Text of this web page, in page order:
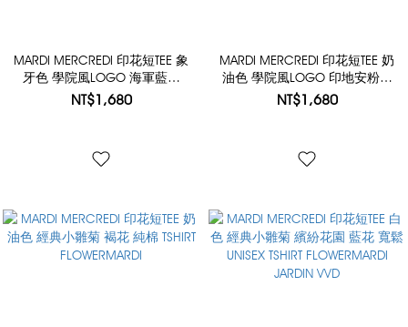
MARDI MERCREDI 印花短TEE 象
牙色 學院風LOGO 海軍藍花
TSHIRT UNIV LOGO
NT$1,680
MARDI MERCREDI 印花短TEE 奶
油色 學院風LOGO 印地安粉花
TSHIRT UNIV LOGO
NT$1,680